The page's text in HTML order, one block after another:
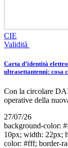
CIE
Validità
Carta d’identità
ultrasettantenni: cosa
Con la circolare
operative della
27/07/26
background-color:
10px; width: 22px;
color: #fff; border-